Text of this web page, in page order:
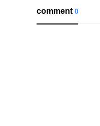
comment0